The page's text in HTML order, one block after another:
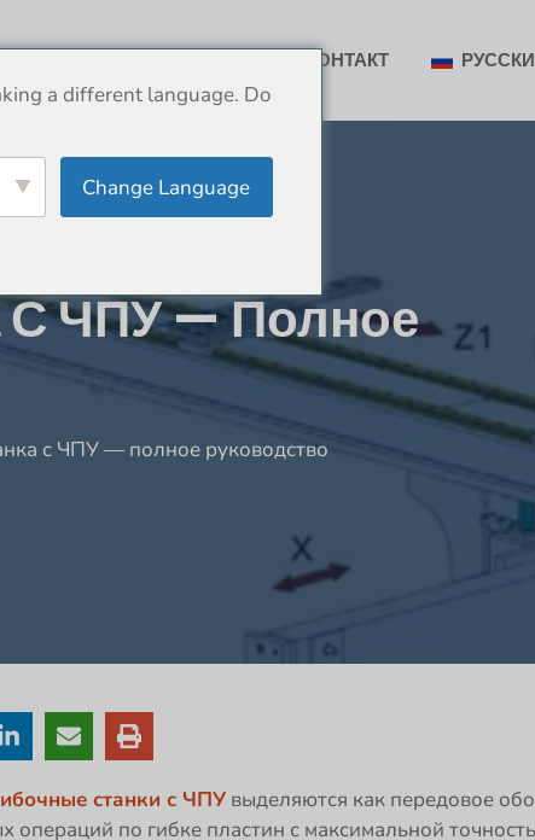
КОНТАКТ
С ЧПУ — Полное
с ЧПУ — полное руководство
станки с ЧПУ выделяются как передовое
по гибке пластин с максимальной
a different language. Do
Change Language